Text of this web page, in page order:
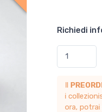
Richiedi
Il
i
ora, potrai